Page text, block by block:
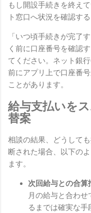
もし開設手続きを終え
ト窓口へ状況を確認す
「いつ頃手続きが完了
く前に口座番号を確認
てください。ネット銀
前にアプリ上で口座番
ことがあります。
給与支払いを
替案
相談の結果、どうして
断された場合、以下の
ます。
次回給与との合算
月の給与と合わ
るまでは確実な手